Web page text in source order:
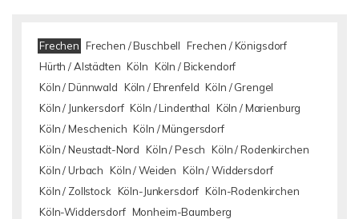
Frechen Frechen / Buschbell Frechen / Königsdorf
Hürth / Alstädten Köln Köln / Bickendorf
Köln / Dünnwald Köln / Ehrenfeld Köln / Grengel
Köln / Junkersdorf Köln / Lindenthal Köln / Marienburg
Köln / Meschenich Köln / Müngersdorf
Köln / Neustadt-Nord Köln / Pesch Köln / Rodenkirchen
Köln / Urbach Köln / Weiden Köln / Widdersdorf
Köln / Zollstock Köln-Junkersdorf Köln-Rodenkirchen
Köln-Widdersdorf Monheim-Baumberg